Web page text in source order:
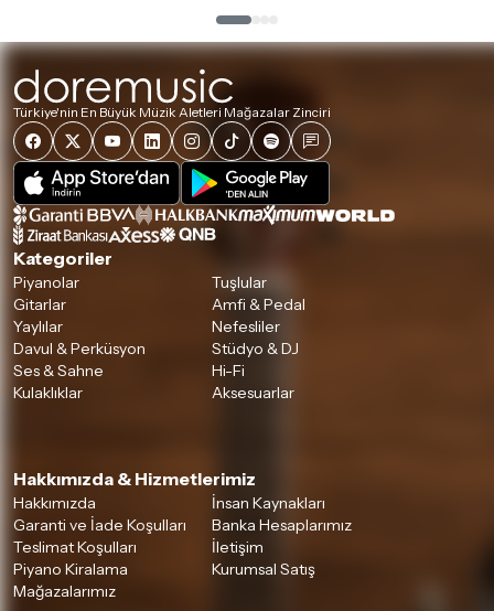
Türkiye'nin En Büyük Müzik Aletleri Mağazalar Zinciri
Kategoriler
Piyanolar
Tuşlular
Gitarlar
Amfi & Pedal
Yaylılar
Nefesliler
Davul & Perküsyon
Stüdyo & DJ
Ses & Sahne
Hi-Fi
Kulaklıklar
Aksesuarlar
Hakkımızda & Hizmetlerimiz
Hakkımızda
İnsan Kaynakları
Garanti ve İade Koşulları
Banka Hesaplarımız
Teslimat Koşulları
İletişim
Piyano Kiralama
Kurumsal Satış
Mağazalarımız